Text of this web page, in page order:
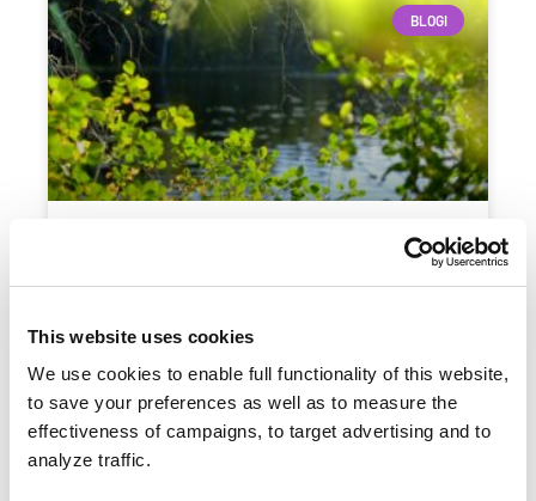
This website uses cookies
We use cookies to enable full functionality of this website,
to save your preferences as well as to measure the
effectiveness of campaigns, to target advertising and to
analyze traffic.
BLOGI
Kestävyysohjeita lippukunnille –
missä, mitä ja miksi?
hetket huolehtia siitä, että yhteen kokoontuvien
lippukuntien osallistuminen on mahdollisimman
kestävää. Olettehan huomanneet tämän työn
tueksi laaditun Lippukunnat kestävästi…